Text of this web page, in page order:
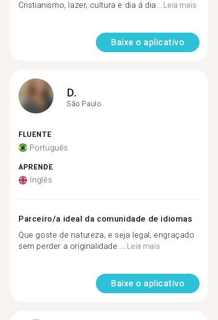
Cristianismo, lazer, cultura e dia á dia...Leia mais
Baixe o aplicativo
D.
São Paulo
FLUENTE
Português
APRENDE
Inglês
Parceiro/a ideal da comunidade de idiomas
Que goste de natureza, e seja legal, engraçado
sem perder a originalidade....Leia mais
Baixe o aplicativo